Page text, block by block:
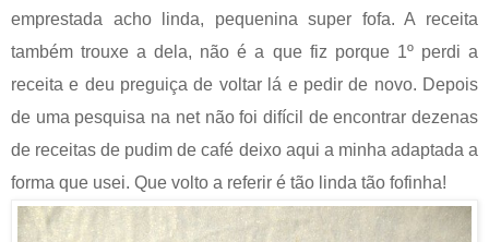
emprestada acho linda, pequenina super fofa. A receita
também trouxe a dela, não é a que fiz porque 1º perdi a
receita e deu preguiça de voltar lá e pedir de novo. Depois
de uma pesquisa na net não foi difícil de encontrar dezenas
de receitas de pudim de café deixo aqui a minha adaptada a
forma que usei. Que volto a referir é tão linda tão fofinha!